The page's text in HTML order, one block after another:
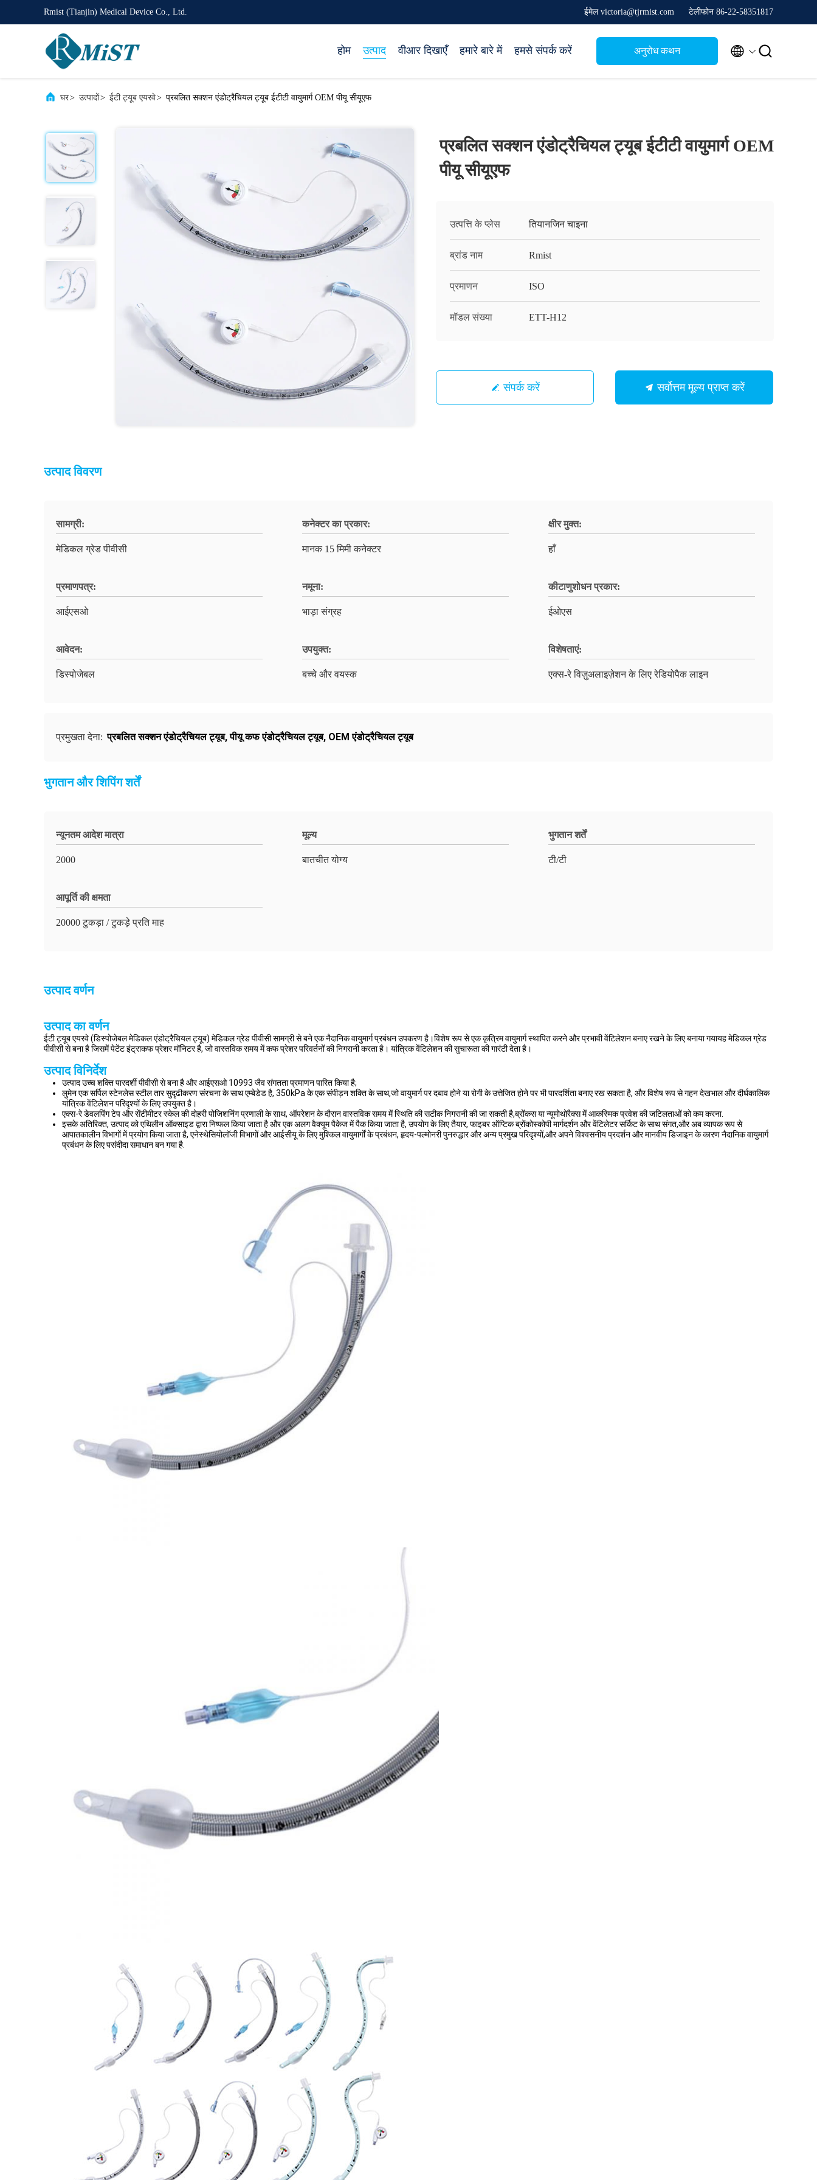
Rmist (Tianjin) Medical Device Co., Ltd. ईमेल victoria@tjrmist.com टेलीफोन 86-22-58351817
होम उत्पाद वीआर दिखाएँ हमारे बारे में हमसे संपर्क करें अनुरोध कथन  
घर> उत्पादों> ईटी ट्यूब एयरवे> प्रबलित सक्शन एंडोट्रैचियल ट्यूब ईटीटी वायुमार्ग OEM पीयू सीयूएफ
प्रबलित सक्शन एंडोट्रैचियल ट्यूब ईटीटी वायुमार्ग OEM
पीयू सीयूएफ
उत्पत्ति के प्लेस तियानजिन चाइना
ब्रांड नाम Rmist
प्रमाणन ISO
मॉडल संख्या ETT-H12
संपर्क करें सर्वोत्तम मूल्य प्राप्त करें
उत्पाद विवरण
सामग्री:
मेडिकल ग्रेड पीवीसी
कनेक्टर का प्रकार:
मानक 15 मिमी कनेक्टर
क्षीर मुक्त:
हाँ
प्रमाणपत्र:
आईएसओ
नमूना:
भाड़ा संग्रह
कीटाणुशोधन प्रकार:
ईओएस
आवेदन:
डिस्पोजेबल
उपयुक्त:
बच्चे और वयस्क
विशेषताएं:
एक्स-रे विज़ुअलाइज़ेशन के लिए रेडियोपैक लाइन
प्रमुखता देना: प्रबलित सक्शन एंडोट्रैचियल ट्यूब,पीयू कफ एंडोट्रैचियल ट्यूब, OEM एंडोट्रैचियल ट्यूब
भुगतान और शिपिंग शर्तें
न्यूनतम आदेश मात्रा
2000
मूल्य
बातचीत योग्य
भुगतान शर्तें
टी/टी
आपूर्ति की क्षमता
20000 टुकड़ा / टुकड़े प्रति माह
उत्पाद वर्णन
उत्पाद का वर्णन
ईटी ट्यूब एयरवे (डिस्पोजेबल मेडिकल एंडोट्रैचियल ट्यूब) मेडिकल ग्रेड पीवीसी सामग्री से बने एक नैदानिक वायुमार्ग प्रबंधन उपकरण है।विशेष रूप से एक कृत्रिम वायुमार्ग स्थापित करने और प्रभावी वेंटिलेशन बनाए रखने के लिए बनाया गयायह मेडिकल ग्रेड
पीवीसी से बना है जिसमें पेटेंट इंट्राकफ प्रेशर मॉनिटर है, जो वास्तविक समय में कफ प्रेशर परिवर्तनों की निगरानी करता है। यांत्रिक वेंटिलेशन की सुचारूता की गारंटी देता है।
उत्पाद विनिर्देश
उत्पाद उच्च शक्ति पारदर्शी पीवीसी से बना है और आईएसओ 10993 जैव संगतता प्रमाणन पारित किया है;
लुमेन एक सर्पिल स्टेनलेस स्टील तार सुदृढीकरण संरचना के साथ एम्बेडेड है, 350kPa के एक संपीड़न शक्ति के साथ,जो वायुमार्ग पर दबाव होने या रोगी के उत्तेजित होने पर भी पारदर्शिता बनाए रख सकता है, और विशेष रूप से गहन देखभाल और दीर्घकालिक
यांत्रिक वेंटिलेशन परिदृश्यों के लिए उपयुक्त है।
एक्स-रे डेवलपिंग टेप और सेंटीमीटर स्केल की दोहरी पोजिशनिंग प्रणाली के साथ, ऑपरेशन के दौरान वास्तविक समय में स्थिति की सटीक निगरानी की जा सकती है,ब्रोंकस या न्यूमोथोरैक्स में आकस्मिक प्रवेश की जटिलताओं को कम करना.
इसके अतिरिक्त, उत्पाद को एथिलीन ऑक्साइड द्वारा निष्फल किया जाता है और एक अलग वैक्यूम पैकेज में पैक किया जाता है, उपयोग के लिए तैयार, फाइबर ऑप्टिक ब्रोंकोस्कोपी मार्गदर्शन और वेंटिलेटर सर्किट के साथ संगत,और अब व्यापक रूप से
आपातकालीन विभागों में प्रयोग किया जाता है, एनेस्थेसियोलॉजी विभागों और आईसीयू के लिए मुश्किल वायुमार्गों के प्रबंधन, हृदय-पल्मोनरी पुनरुद्धार और अन्य प्रमुख परिदृश्यों,और अपने विश्वसनीय प्रदर्शन और मानवीय डिजाइन के कारण नैदानिक वायुमार्ग
प्रबंधन के लिए पसंदीदा समाधान बन गया है.